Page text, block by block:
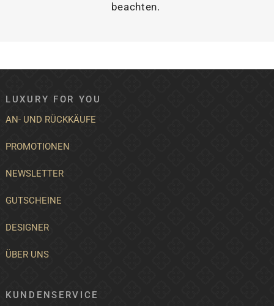
beachten.
LUXURY FOR YOU
AN- UND RÜCKKÄUFE
PROMOTIONEN
NEWSLETTER
GUTSCHEINE
DESIGNER
ÜBER UNS
KUNDENSERVICE